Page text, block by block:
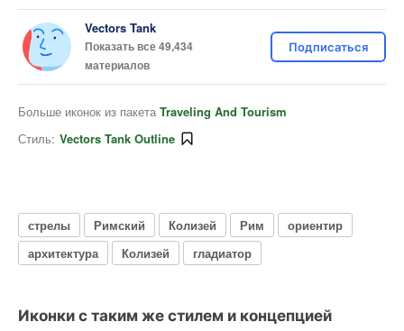
Vectors Tank
Показать все 49,434
материалов
Подписаться
Больше иконок из пакета Traveling And Tourism
Стиль: Vectors Tank Outline
стрелы Римский Колизей Рим
ориентир
архитектура
Колизей гладиатор
Иконки с таким же стилем и концепцией